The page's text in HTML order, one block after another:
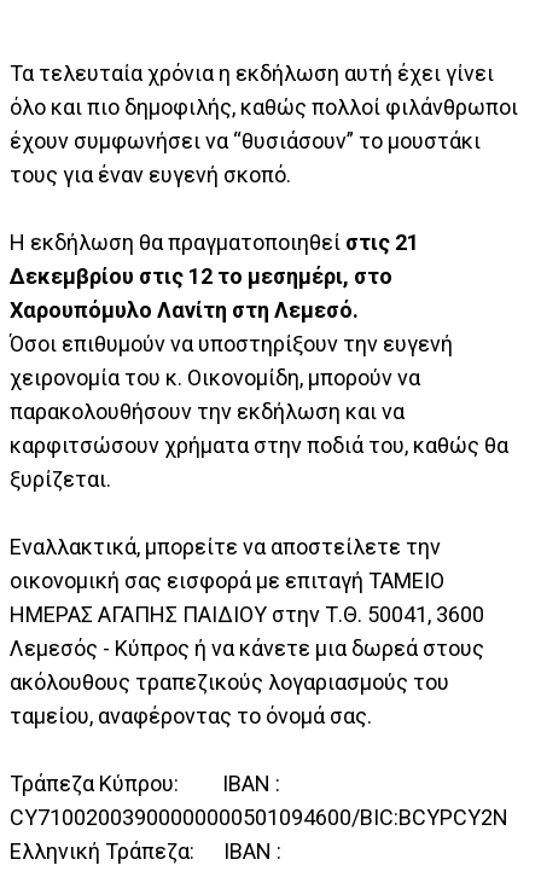
Τα τελευταία χρόνια η εκδήλωση αυτή έχει γίνει
όλο και πιο δημοφιλής, καθώς πολλοί φιλάνθρωποι
έχουν συμφωνήσει να “θυσιάσουν” το μουστάκι
τους για έναν ευγενή σκοπό.
Η εκδήλωση θα πραγματοποιηθεί στις 21
Δεκεμβρίου στις 12 το μεσημέρι, στο
Χαρουπόμυλο Λανίτη στη Λεμεσό.
Όσοι επιθυμούν να υποστηρίξουν την ευγενή
χειρονομία του κ. Οικονομίδη, μπορούν να
παρακολουθήσουν την εκδήλωση και να
καρφιτσώσουν χρήματα στην ποδιά του, καθώς θα
ξυρίζεται.
Εναλλακτικά, μπορείτε να αποστείλετε την
οικονομική σας εισφορά με επιταγή ΤΑΜΕΙΟ
ΗΜΕΡΑΣ ΑΓΑΠΗΣ ΠΑΙΔΙΟΥ στην Τ.Θ. 50041, 3600
Λεμεσός - Κύπρος ή να κάνετε μια δωρεά στους
ακόλουθους τραπεζικούς λογαριασμούς του
ταμείου, αναφέροντας το όνομά σας.
Τράπεζα Κύπρου: IBAN :
CY71002003900000000501094600/BIC:BCYPCY2N
Ελληνική Τράπεζα: IBAN :